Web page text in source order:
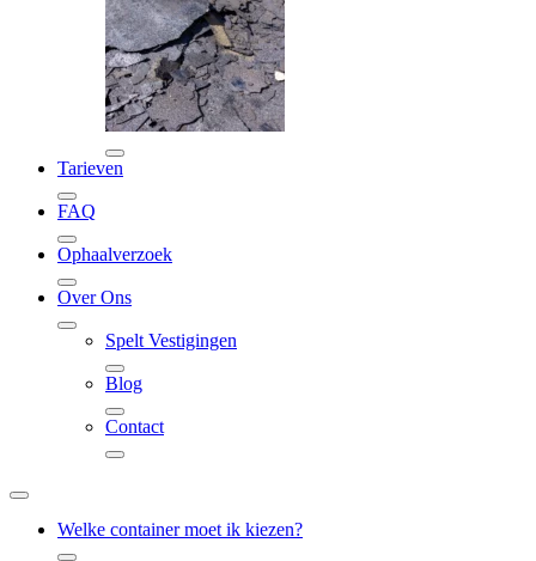
Tarieven
FAQ
Ophaalverzoek
Over Ons
Spelt Vestigingen
Blog
Contact
Welke container moet ik kiezen?